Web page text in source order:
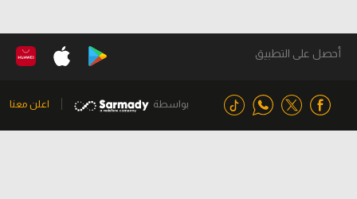
أحصل على التطبيق
بواسطة اعلن معنا